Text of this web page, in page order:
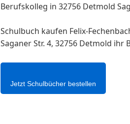
Berufskolleg in 32756 Detmold
Schulbuch kaufen Felix-
Saganer Str. 4, 32756 Detmold ihr
Jetzt Schulbücher bestellen